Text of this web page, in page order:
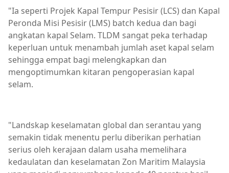
"Ia seperti Projek Kapal Tempur Pesisir (LCS) dan Kapal
Peronda Misi Pesisir (LMS) batch kedua dan bagi
angkatan kapal Selam. TLDM sangat peka terhadap
keperluan untuk menambah jumlah aset kapal selam
sehingga empat bagi melengkapkan dan
mengoptimumkan kitaran pengoperasian kapal
selam.
"Landskap keselamatan global dan serantau yang
semakin tidak menentu perlu diberikan perhatian
serius oleh kerajaan dalam usaha memelihara
kedaulatan dan keselamatan Zon Maritim Malaysia